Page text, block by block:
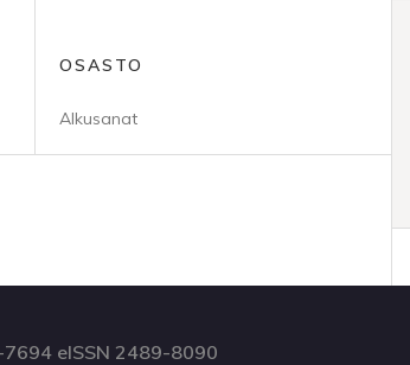
OSASTO
Alkusanat
7694 eISSN 2489-8090